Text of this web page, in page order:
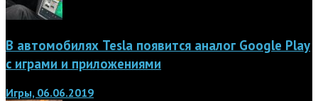
В автомобилях Tesla появится аналог Google Play
с играми и приложениями
Игры, 06.06.2019